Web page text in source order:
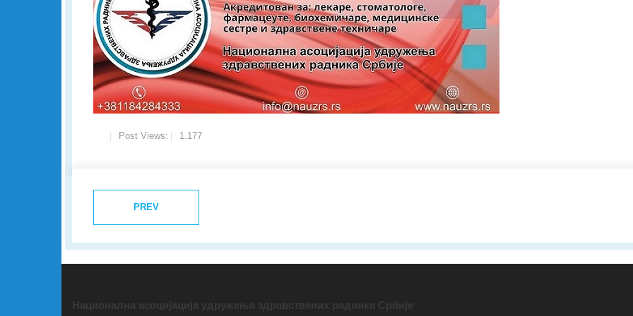
Post Views: 1.177
PREV
Национална асоцијација удружења здравствених радника Србије